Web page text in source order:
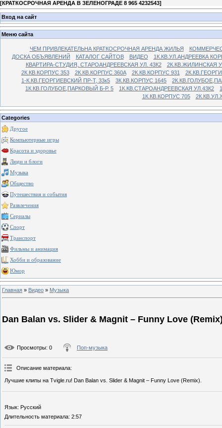
[КРАТКОСРОЧНАЯ АРЕНДА В ЗЕЛЕНОГРАДЕ 8 965 4232543]
Вход на сайт
Меню сайта
ЧЕМ ПРИВЛЕКАТЕЛЬНА КРАТКОСРОЧНАЯ АРЕНДА ЖИЛЬЯ
ДОСКА ОБЪЯВЛЕНИЙ
КАТАЛОГ САЙТОВ ВИДЕО
1К.КВ.УЛ.АНДРЕЕВКА
КВАРТИРА-СТУДИЯ, СТАРОАНДРЕЕВСКАЯ УЛ. 43К2
2К.КВ.ЖИЛИНСКАЯ
2К.КВ.КОРПУС 353
2К.КВ.КОРПУС 360А 2К.КВ.КОРПУС 931
1-К.КВ.ГЕОРГИЕВСКИЙ ПР-Т, 33к5
3К.КВ.КОРПУС 1645
1К.КВ.ГОЛУБОЕ,ПАРКОВЫЙ Б-Р. 5
1К.КВ.СТАРОАНДРЕЕВСКАЯ УЛ.43К2
1К.КВ.КОРПУС 705
Categories
Другое
Компьютерные игры
Красота и здоровье
Люди и блоги
Музыка
Общество
Путешествия и события
Развлечения
Сериалы
Спорт
Транспорт
Фильмы и анимация
Хобби и образование
Юмор
Главная » Видео » Музыка
Dan Balan vs. Slider & Magnit – Funny Love
Просмотры: 0 Поп-музыка
Описание материала:
Лучшие клипы на Tvigle.ru! Dan Balan vs. Slider & Magnit – Funny Love (Remix).
Язык: Русский
Длительность материала: 2:57